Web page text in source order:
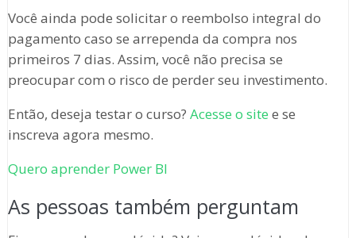
Você ainda pode solicitar o reembolso integral do
pagamento caso se arrependa da compra nos
primeiros 7 dias. Assim, você não precisa se
preocupar com o risco de perder seu investimento.
Então, deseja testar o curso? Acesse o site e se
inscreva agora mesmo.
Quero aprender Power BI
As pessoas também perguntam